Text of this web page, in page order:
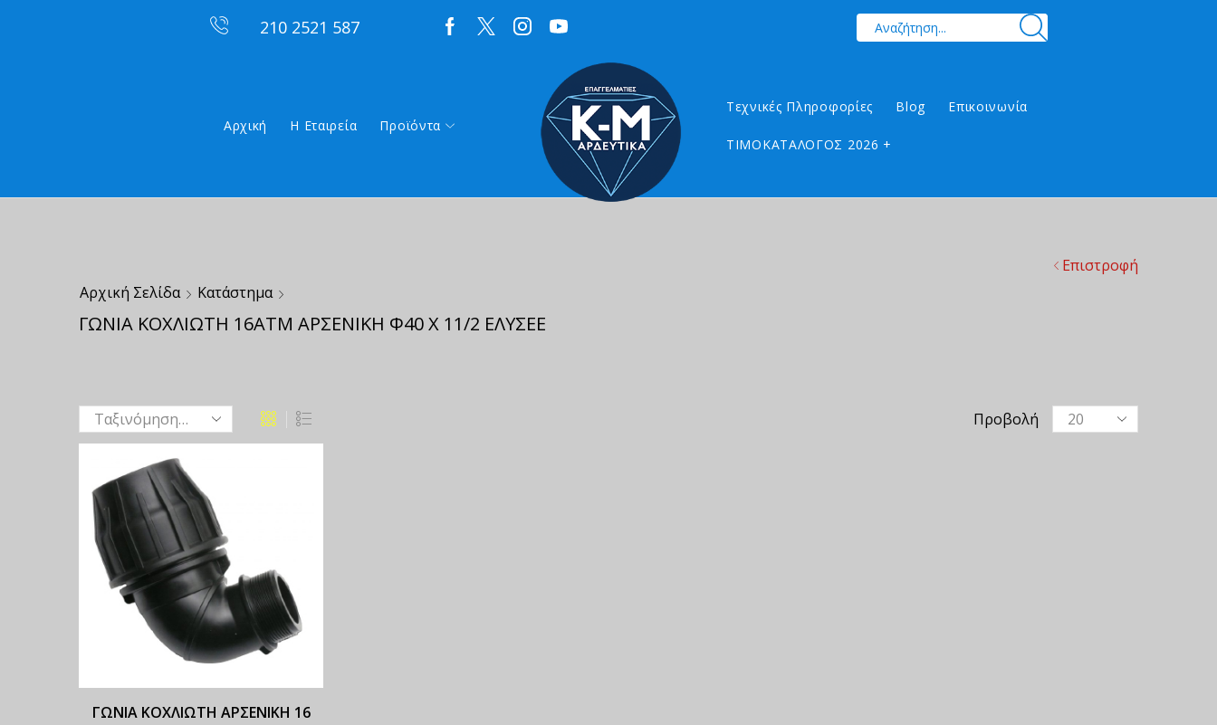
210 2521 587
Αρχική Η Εταιρεία Προϊόντα
Τεχνικές Πληροφορίες Blog Επικοινωνία
ΤΙΜΟΚΑΤΑΛΟΓΟΣ 2026 +
Αρχική Σελίδα Κατάστημα
ΓΩΝΙΑ ΚΟΧΛΙΩΤΗ 16ΑΤΜ ΑΡΣΕΝΙΚΗ Φ40 Χ 11/2 ΕΛΥΣΕΕ
Επιστροφή
Προβολή
ΓΩΝΙΑ ΚΟΧΛΙΩΤΗ ΑΡΣΕΝΙΚΗ 16